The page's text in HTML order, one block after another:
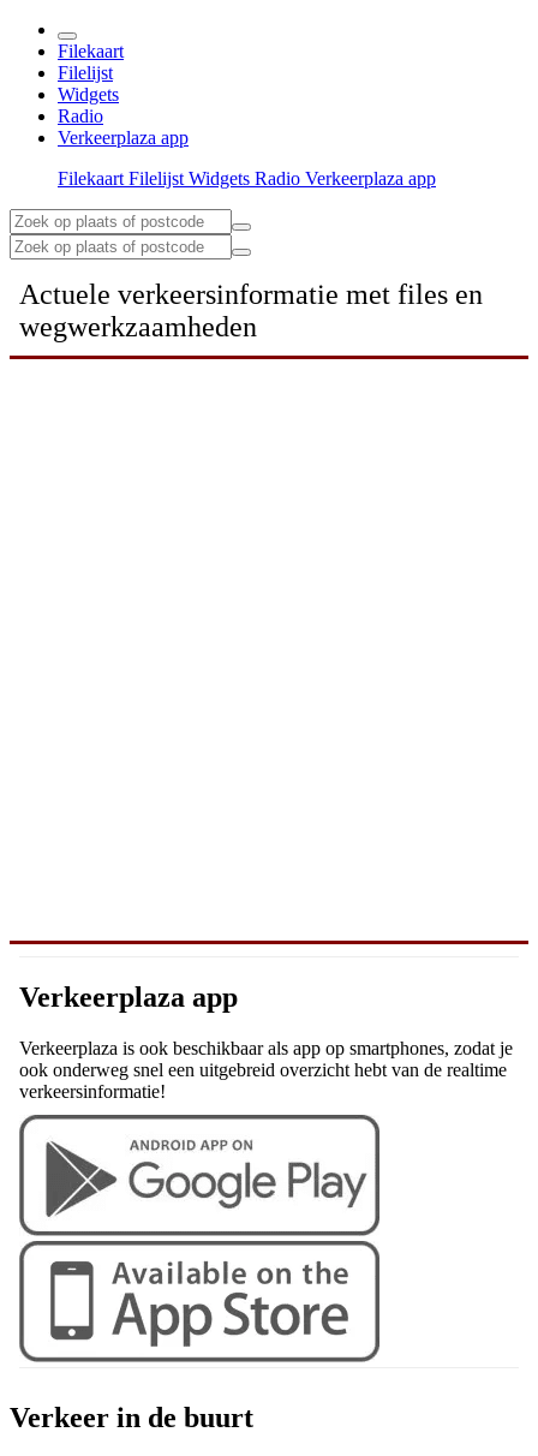
Filekaart
Filelijst
Widgets
Radio
Verkeerplaza app
Filekaart Filelijst Widgets Radio Verkeerplaza app
Actuele verkeersinformatie met files en
wegwerkzaamheden
Verkeerplaza app
Verkeerplaza is ook beschikbaar als app op smartphones, zodat je
ook onderweg snel een uitgebreid overzicht hebt van de realtime
verkeersinformatie!
Verkeer in de buurt